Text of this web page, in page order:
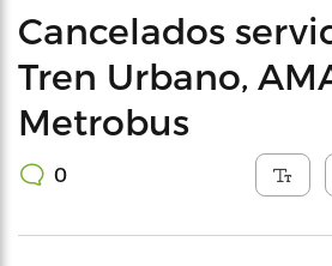
Cancelados
Tren Urbano,
Metrobus
0